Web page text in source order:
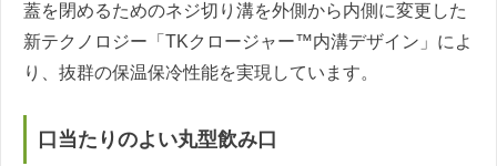
蓋を閉めるためのネジ切り溝を外側から内側に変更した
新テクノロジー「TKクロージャー™内溝デザイン」によ
り、抜群の保温保冷性能を実現しています。
口当たりのよい丸型飲み口